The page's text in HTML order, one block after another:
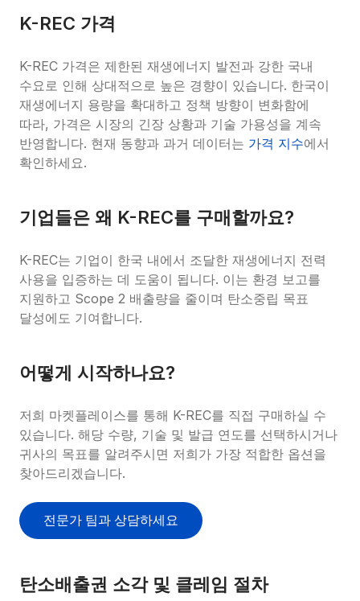
K-REC 가격
K-REC 가격은 제한된 재생에너지 발전과 강한 국내
수요로 인해 상대적으로 높은 경향이 있습니다. 한국이
재생에너지 용량을 확대하고 정책 방향이 변화함에
따라, 가격은 시장의 긴장 상황과 기술 가용성을 계속
반영합니다. 현재 동향과 과거 데이터는 가격 지수에서
확인하세요.
기업들은 왜 K-REC를 구매할까요?
K-REC는 기업이 한국 내에서 조달한 재생에너지 전력
사용을 입증하는 데 도움이 됩니다. 이는 환경 보고를
지원하고 Scope 2 배출량을 줄이며 탄소중립 목표
달성에도 기여합니다.
어떻게 시작하나요?
저희 마켓플레이스를 통해 K-REC를 직접 구매하실 수
있습니다. 해당 수량, 기술 및 발급 연도를 선택하시거나
귀사의 목표를 알려주시면 저희가 가장 적합한 옵션을
찾아드리겠습니다.
전문가 팀과 상담하세요
탄소배출권 소각 및 클레임 절차